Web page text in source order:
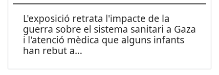
L'exposició retrata l'impacte de la
guerra sobre el sistema sanitari a Gaza
i l'atenció mèdica que alguns infants
han rebut a...